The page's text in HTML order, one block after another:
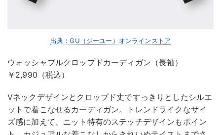
出典：GU（ジーユー）オンラインストア
ウォッシャブルクロップドカーディガン（長袖）
￥2,990（税込）
Vネックデザインとクロップド丈ですっきりとしたシルエ
ットで着こなせるカーディガン。トレンドライクなサイ
ズ感に加えて、ニット特有のステッチデザインもポイン